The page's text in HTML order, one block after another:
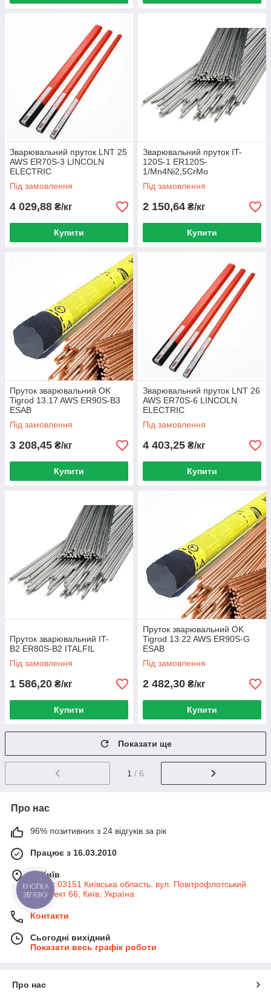
Зварювальний пруток LNT 25
AWS ER70S-3 LINCOLN
ELECTRIC
Під замовлення
4 029,88 ₴/кг
Купити
Зварювальний пруток IT-
120S-1 ER120S-
1/Mn4Ni2,5CrMo
Під замовлення
2 150,64 ₴/кг
Купити
Пруток зварювальний OK
Tigrod 13.17 AWS ER90S-B3
ESAB
Під замовлення
3 208,45 ₴/кг
Купити
Зварювальний пруток LNT 26
AWS ER70S-6 LINCOLN
ELECTRIC
Під замовлення
4 403,25 ₴/кг
Купити
Пруток зварювальний IT-
B2 ER80S-B2 ITALFIL
Під замовлення
1 586,20 ₴/кг
Купити
Пруток зварювальний OK
Tigrod 13.22 AWS ER90S-G
ESAB
Під замовлення
2 482,30 ₴/кг
Купити
Показати ще
1 / 6
Про нас
96% позитивних з 24 відгуків за рік
Працює з 16.03.2010
м. Київ
Індекс 03151 Київська область, вул. Повітрофлотський
проспект 66, Київ, Україна
Контакти
Сьогодні вихідний
Показати весь графік роботи
Про нас
КНОПКА
ЗВ'ЯЗКУ